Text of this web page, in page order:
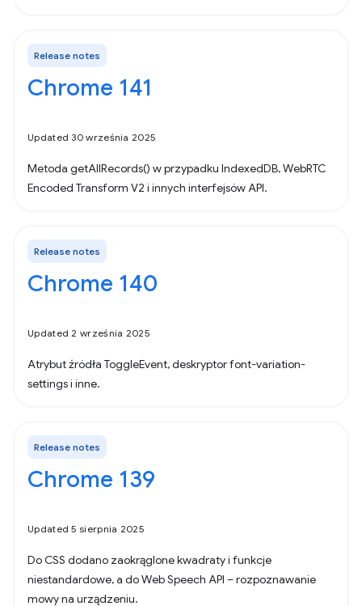
Release notes
Chrome 141
Updated 30 września 2025
Metoda getAllRecords() w przypadku IndexedDB, WebRTC
Encoded Transform V2 i innych interfejsów API.
Release notes
Chrome 140
Updated 2 września 2025
Atrybut źródła ToggleEvent, deskryptor font-variation-
settings i inne.
Release notes
Chrome 139
Updated 5 sierpnia 2025
Do CSS dodano zaokrąglone kwadraty i funkcje
niestandardowe, a do Web Speech API – rozpoznawanie
mowy na urządzeniu.